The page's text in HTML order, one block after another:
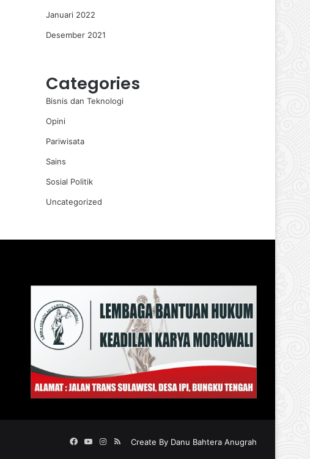
Januari 2022
Desember 2021
Categories
Bisnis dan Teknologi
Opini
Pariwisata
Sains
Sosial Politik
Uncategorized
Create By Danu Bahtera Anugrah
Facebook
YouTubeInstagram
RSS